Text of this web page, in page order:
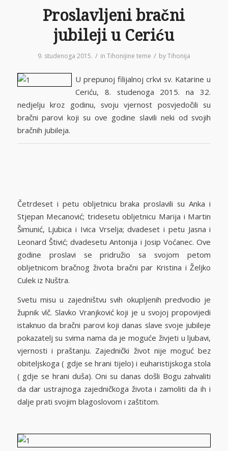
Proslavljeni bračni
jubileji u Ceriću
9. studenoga 2015. / in Tihonijine teme / byTihonija
U prepunoj filijalnoj crkvi sv. Katarine u
Ceriću, 8. studenoga 2015. na 32.
nedjelju kroz godinu, svoju vjernost posvjedočili su
bračni parovi koji su ove godine slavili neki od svojih
bračnih jubileja.
Četrdeset i petu obljetnicu braka proslavili su Anka i
Stjepan Mecanović; tridesetu obljetnicu Marija i Martin
Šimunić, Ljubica i Ivica Vrselja; dvadeset i petu Jasna i
Leonard Štivić; dvadesetu Antonija i Josip Voćanec. Ove
godine proslavi se pridružio sa svojom petom
obljetnicom bračnog života bračni par Kristina i Željko
Culek iz Nuštra.
Svetu misu u zajedništvu svih okupljenih predvodio je
župnik vlč. Slavko Vranjković koji je u svojoj propovijedi
istaknuo da bračni parovi koji danas slave svoje jubileje
pokazatelj su svima nama da je moguće živjeti u ljubavi,
vjernosti i praštanju. Zajednički život nije moguć bez
obiteljskoga ( gdje se hrani tijelo) i euharistijskoga stola
( gdje se hrani duša). Oni su danas došli Bogu zahvaliti
da dar ustrajnoga zajedničkoga života i zamoliti da ih i
dalje prati svojim blagoslovom i zaštitom.